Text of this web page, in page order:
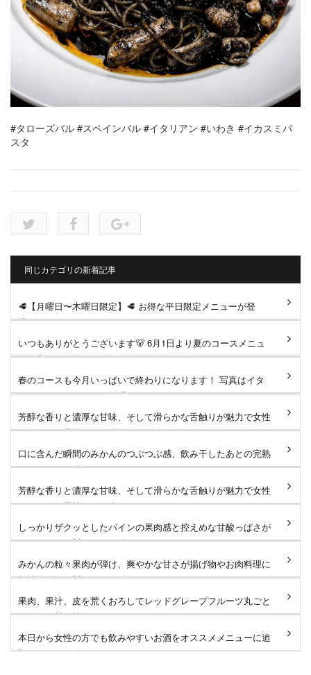
#タローズバル #スペインバル #イタリアン #いわき #イカスミパ
スタ
同じカテゴリの新着記事
🥩【月曜日〜木曜日限定】🥩 お得な平日限定メニューが登
場！ ジューシーなサーロイン...
いつもありがとうございます🐻 6月1日より夏のコースメニュ
ーへ変更となります。 仕...
春のコースも今月いっぱいで終わりになります！ 写真はイタ
リアンコースのメイン料理...
芳醇な香りと濃厚な甘味、そして滑らかな舌触りが魅力で女性
はもちろん男性にもお楽し...
口に含んだ瞬間のみかんのつぶつぶ感、飲み干したあとの完熟
みかんの深い味わいがたま...
芳醇な香りと濃厚な甘味、そして滑らかな舌触りが魅力で女性
はもちろん男性にもお楽し...
しっかりザクッとしたパインの果肉感と控えめな甘酸っぱさが
たまりません🐻 #タローズ...
みかんの粒々果肉が弾け、爽やかな甘さが揚げ物やお肉料理に
相性抜群です🐻 #タローズ...
果肉、果汁、皮を荒くおろしてレッドグレープフルーツ丸ごと
使用した甘さ控えめなサワ...
本日から女性の方でも飲みやすいお酒をオススメメニューに追
加しました！ 鬼おろしサ...